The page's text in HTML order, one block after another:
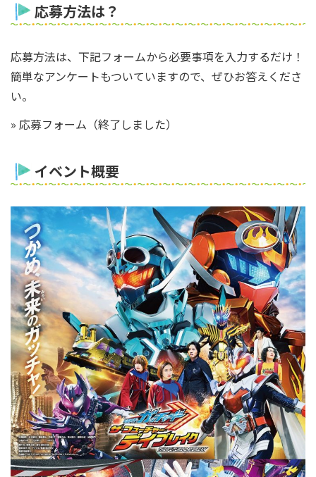
応募方法は？
応募方法は、下記フォームから必要事項を入力するだけ！
簡単なアンケートもついていますので、ぜひお答えくださ
い。
» 応募フォーム（終了しました）
イベント概要